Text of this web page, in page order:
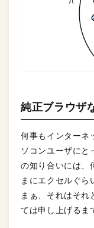
純正ブラウザ
何事もインターネ
ソコンユーザにと
の知り合いには、
まにエクセルぐら
まぁ、それはそれ
ては申し上げるま